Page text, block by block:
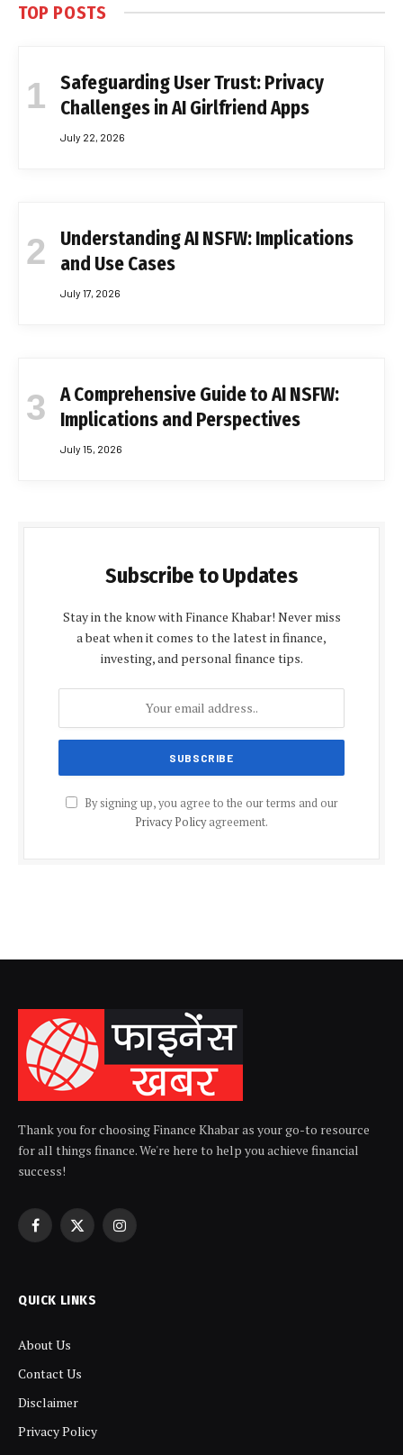
TOP POSTS
Safeguarding User Trust: Privacy
Challenges in AI Girlfriend Apps
July 22, 2026
Understanding AI NSFW: Implications
and Use Cases
July 17, 2026
A Comprehensive Guide to AI NSFW:
Implications and Perspectives
July 15, 2026
Subscribe to Updates
Stay in the know with Finance Khabar! Never miss
a beat when it comes to the latest in finance,
investing, and personal finance tips.
By signing up, you agree to the our terms and our
Privacy Policyagreement.
Thank you for choosing Finance Khabar as your go-to resource
for all things finance. We're here to help you achieve financial
success!
Facebook
X
Instagram
QUICK LINKS
About Us
Contact Us
Disclaimer
Privacy Policy